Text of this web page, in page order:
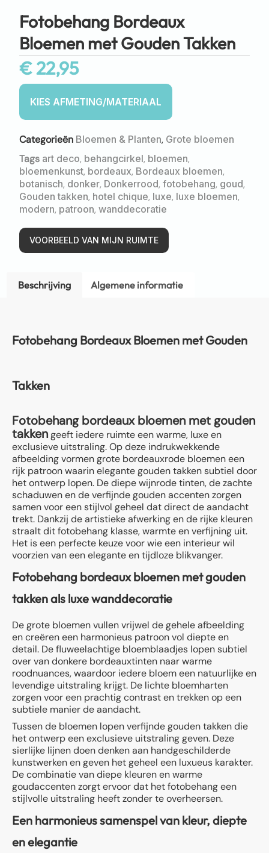
Fotobehang Bordeaux
Bloemen met Gouden Takken
€22,95
Categorieën Bloemen & Planten, Grote bloemen
Tags art deco, behangcirkel, bloemen,
bloemenkunst, bordeaux, Bordeaux bloemen,
botanisch, donker, Donkerrood, fotobehang, goud,
Gouden takken, hotel chique, luxe, luxe bloemen,
modern, patroon, wanddecoratie
VOORBEELD VAN MIJN RUIMTE
Beschrijving Algemene informatie
Fotobehang Bordeaux Bloemen met Gouden
Takken
Fotobehang bordeaux bloemen met gouden
takkengeeft iedere ruimte een warme, luxe en
exclusieve uitstraling. Op deze indrukwekkende
afbeelding vormen grote bordeauxrode bloemen een
rijk patroon waarin elegante gouden takken subtiel door
het ontwerp lopen. De diepe wijnrode tinten, de zachte
schaduwen en de verfijnde gouden accenten zorgen
samen voor een stijlvol geheel dat direct de aandacht
trekt. Dankzij de artistieke afwerking en de rijke kleuren
straalt dit fotobehang klasse, warmte en verfijning uit.
Het is een perfecte keuze voor wie een interieur wil
voorzien van een elegante en tijdloze blikvanger.
Fotobehang bordeaux bloemen met gouden
takken als luxe wanddecoratie
De grote bloemen vullen vrijwel de gehele afbeelding
en creëren een harmonieus patroon vol diepte en
detail. De fluweelachtige bloemblaadjes lopen subtiel
over van donkere bordeauxtinten naar warme
roodnuances, waardoor iedere bloem een natuurlijke en
levendige uitstraling krijgt. De lichte bloemharten
zorgen voor een prachtig contrast en trekken op een
subtiele manier de aandacht.
Tussen de bloemen lopen verfijnde gouden takken die
het ontwerp een exclusieve uitstraling geven. Deze
sierlijke lijnen doen denken aan handgeschilderde
kunstwerken en geven het geheel een luxueus karakter.
De combinatie van diepe kleuren en warme
goudaccenten zorgt ervoor dat het fotobehang een
stijlvolle uitstraling heeft zonder te overheersen.
Een harmonieus samenspel van kleur, diepte
en elegantie